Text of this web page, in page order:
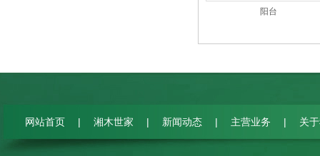
阳台
网站首页 | 湘木世家 | 新闻动态 | 主营业务 | 关